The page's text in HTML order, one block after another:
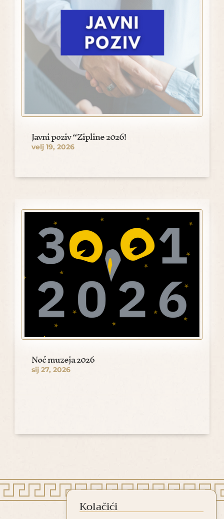
Javni poziv “Zipline 2026!
velj 19, 2026
Noć muzeja 2026
sij 27, 2026
Kolačići